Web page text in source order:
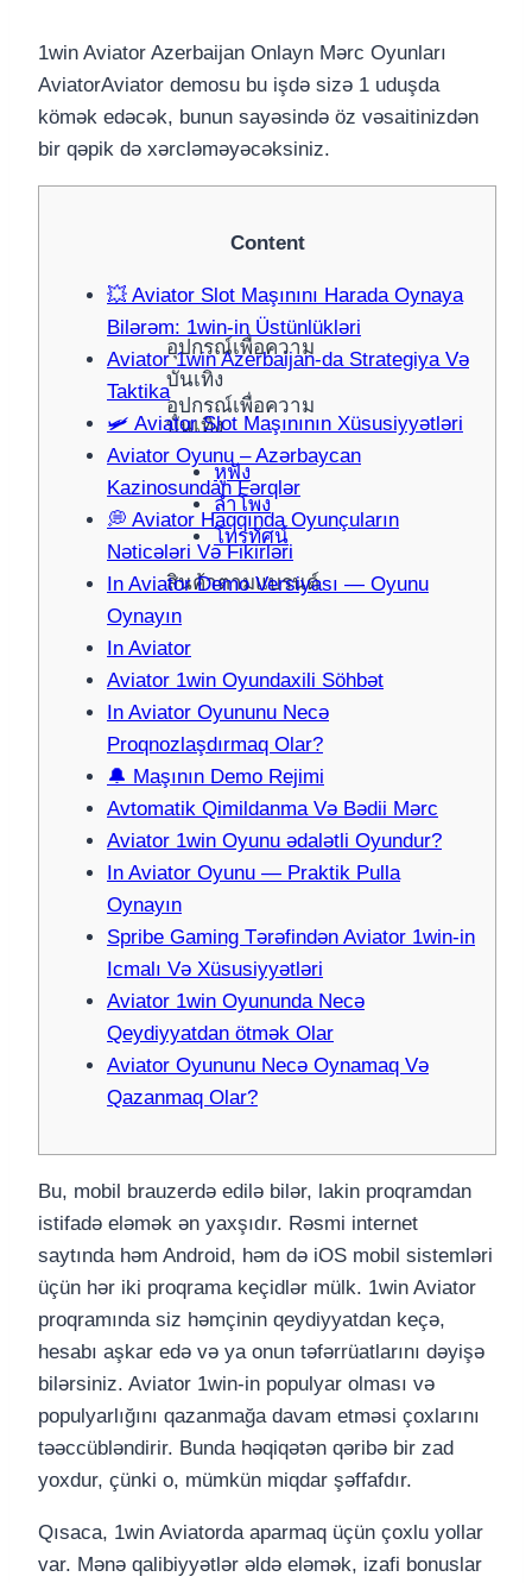
อุปกรณ์เพื่อความ
บันเทิง
อุปกรณ์เพื่อความ
บันเทิง
หูฟัง
ลำโพง
โทรทัศน์
สินค้าตามแบรนด์
1win Aviator Azerbaijan Onlayn Mərc Oyunları
AviatorAviator demosu bu işdə sizə 1 uduşda
kömək edəcək, bunun sayəsində öz vəsaitinizdən
bir qəpik də xərcləməyəcəksiniz.
Content
💥 Aviator Slot Maşınını Harada Oynaya
Bilərəm: 1win-in Üstünlükləri
Aviator 1win Azerbaijan-da Strategiya Və
Taktika
🛩 Aviator Slot Maşınının Xüsusiyyətləri
Aviator Oyunu – Azərbaycan
Kazinosundan Fərqlər
💭 Aviator Haqqında Oyunçuların
Nəticələri Və Fikirləri
In Aviator Demo Versiyası — Oyunu
Oynayın
In Aviator
Aviator 1win Oyundaxili Söhbət
In Aviator Oyununu Necə
Proqnozlaşdırmaq Olar?
🔔 Maşının Demo Rejimi
Avtomatik Qimildanma Və Bədii Mərc
Aviator 1win Oyunu ədalətli Oyundur?
In Aviator Oyunu — Praktik Pulla
Oynayın
Spribe Gaming Tərəfindən Aviator 1win-in
Icmalı Və Xüsusiyyətləri
Aviator 1win Oyununda Necə
Qeydiyyatdan ötmək Olar
Aviator Oyununu Necə Oynamaq Və
Qazanmaq Olar?
Bu, mobil brauzerdə edilə bilər, lakin proqramdan
istifadə eləmək ən yaxşıdır. Rəsmi internet
saytında həm Android, həm də iOS mobil sistemləri
üçün hər iki proqrama keçidlər mülk. 1win Aviator
proqramında siz həmçinin qeydiyyatdan keçə,
hesabı aşkar edə və ya onun təfərrüatlarını dəyişə
bilərsiniz. Aviator 1win-in populyar olması və
populyarlığını qazanmağa davam etməsi çoxlarını
təəccübləndirir. Bunda həqiqətən qəribə bir zad
yoxdur, çünki o, mümkün miqdar şəffafdır.
Qısaca, 1win Aviatorda aparmaq üçün çoxlu yollar
var. Mənə qalibiyyətlər əldə eləmək, izafi bonuslar